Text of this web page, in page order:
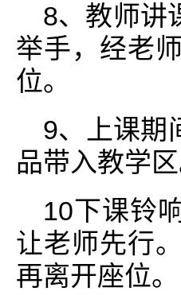
8、教师讲
举手，经老
位。
9、上课期
品带入教学
10下课铃
让老师先行
再离开座位。